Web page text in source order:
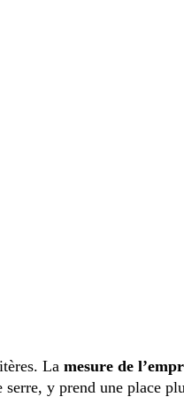
La mesure de
serre, y prend une place